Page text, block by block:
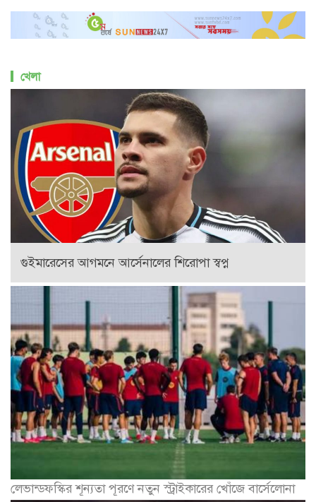
খেলা
গুইমারেসের আগমনে আর্সেনালের শিরোপা স্বপ্ন
লেভান্ডফস্কির শূন্যতা পূরণে নতুন স্ট্রাইকারের খোঁজে বার্সেলোনা